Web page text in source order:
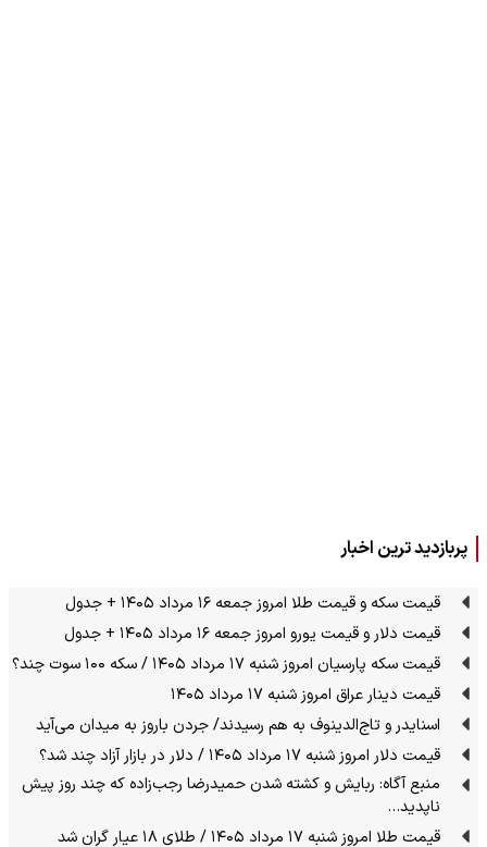
پربازدید ترین اخبار
قیمت سکه و قیمت طلا امروز جمعه ۱۶ مرداد ۱۴۰۵ + جدول
قیمت دلار و قیمت یورو امروز جمعه ۱۶ مرداد ۱۴۰۵ + جدول
قیمت سکه پارسیان امروز شنبه ۱۷ مرداد ۱۴۰۵ / سکه ۱۰۰ سوت چند؟
قیمت دینار عراق امروز شنبه ۱۷ مرداد ۱۴۰۵
اسنایدر و تاج‌الدینوف به هم رسیدند/ جردن باروز به میدان می‌آید
قیمت دلار امروز شنبه ۱۷ مرداد ۱۴۰۵ / دلار در بازار آزاد چند شد؟
منبع آگاه: ربایش و کشته شدن حمیدرضا رجب‌زاده که چند روز پیش
ناپدید…
قیمت طلا امروز شنبه ۱۷ مرداد ۱۴۰۵ / طلای ۱۸ عیار گران شد